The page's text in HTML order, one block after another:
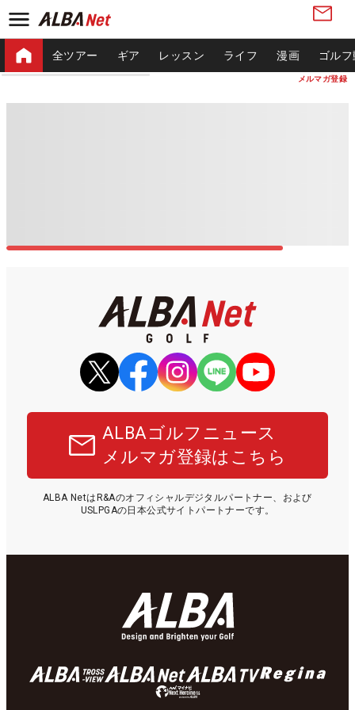
メルマガ登録
全ツアー ギア レッスン ライフ 漫画 ゴル
ALBAゴルフニュース
メルマガ登録はこちら
ALBA NetはR&Aのオフィシャルデジタルパートナー、および
USLPGAの日本公式サイトパートナーです。